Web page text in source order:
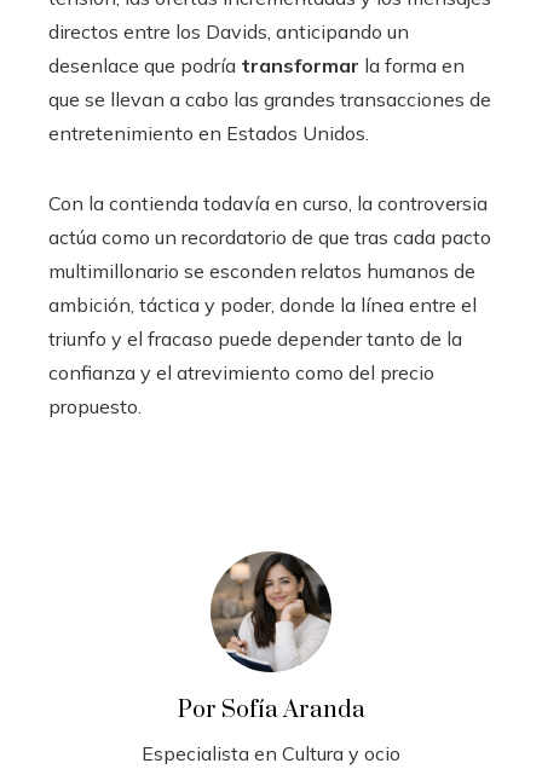
directos entre los Davids, anticipando un
desenlace que podría transformar la forma en
que se llevan a cabo las grandes transacciones de
entretenimiento en Estados Unidos.
Con la contienda todavía en curso, la controversia
actúa como un recordatorio de que tras cada pacto
multimillonario se esconden relatos humanos de
ambición, táctica y poder, donde la línea entre el
triunfo y el fracaso puede depender tanto de la
confianza y el atrevimiento como del precio
propuesto.
Por Sofía Aranda
Especialista en Cultura y ocio